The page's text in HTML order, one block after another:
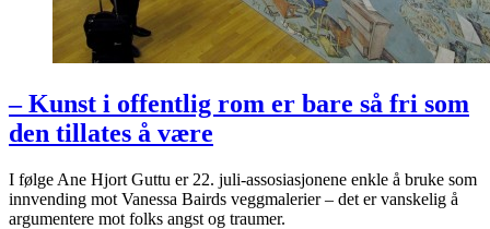
– Kunst i offentlig rom er bare så fri som
den tillates å være
I følge Ane Hjort Guttu er 22. juli-assosiasjonene enkle å bruke som
innvending mot Vanessa Bairds veggmalerier – det er vanskelig å
argumentere mot folks angst og traumer.